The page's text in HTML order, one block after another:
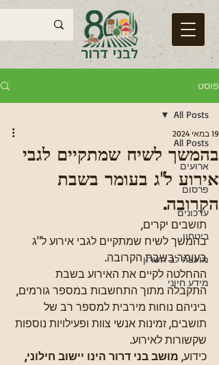
פוסט
All Posts
ארועים
פרסום
עדכונים
ביטחון
מועצה לב השרון
מידע חיוני
All Posts
בהמשך לשיח שמתקיים לגבי
אירוע ל"ג בעומר בשבת
הקרובה.
19 במאי 2024
תושבים יקרים,
בהמשך לשיח שמתקיים לגבי אירוע ל"ג
בעומר בשבת הקרובה.
ההחלטה לקיים את האירוע בשבת
התקבלה מתוך התחשבות במספר גורמים,
ביניהם נוחות מירבית למספר רב של
תושבים, זמינות אנשי צוות ופעילויות נוספות
שקשורות לאירוע.
כידוע, מושב בני דרור הינו יישוב חילוני,